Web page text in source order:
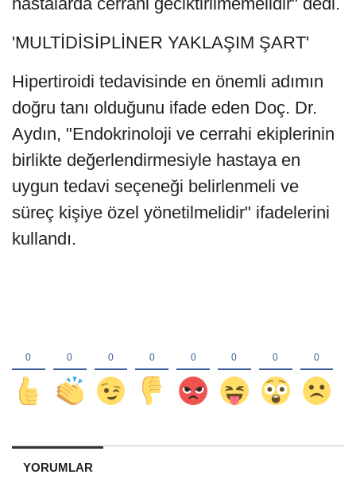
'MULTİDİSİPLİNER YAKLAŞIM ŞART'
Hipertiroidi tedavisinde en önemli adımın
doğru tanı olduğunu ifade eden Doç. Dr.
Aydın, "Endokrinoloji ve cerrahi ekiplerinin
birlikte değerlendirmesiyle hastaya en
uygun tedavi seçeneği belirlenmeli ve
süreç kişiye özel yönetilmelidir" ifadelerini
kullandı.
YORUMLAR